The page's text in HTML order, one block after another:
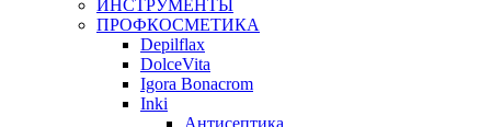
ИНСТРУМЕНТЫ
ПРОФКОСМЕТИКА
Depilflax
DolceVita
Igora Bonacrom
Inki
Антисептика